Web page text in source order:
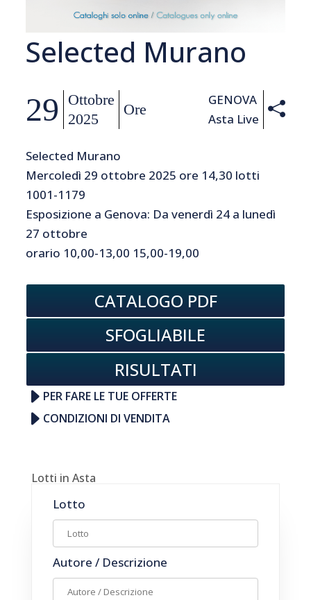
Selected Murano
29
Ottobre
2025
Ore
GENOVA
Asta Live
Selected Murano
Mercoledì 29 ottobre 2025 ore 14,30 lotti
1001-1179
Esposizione a Genova: Da venerdì 24 a lunedì
27 ottobre
orario 10,00-13,00 15,00-19,00
CATALOGO PDF
SFOGLIABILE
RISULTATI
PER FARE LE TUE OFFERTE
CONDIZIONI DI VENDITA
Lotti in Asta
Lotto
Autore / Descrizione